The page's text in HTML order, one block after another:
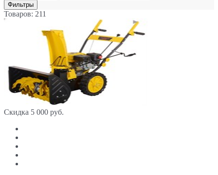
Фильтры
Товаров: 211
Скидка 5 000 руб.